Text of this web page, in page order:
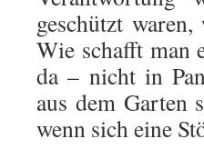
geschützt
Wie schafft man
da – nicht in
aus dem Garten
wenn sich eine